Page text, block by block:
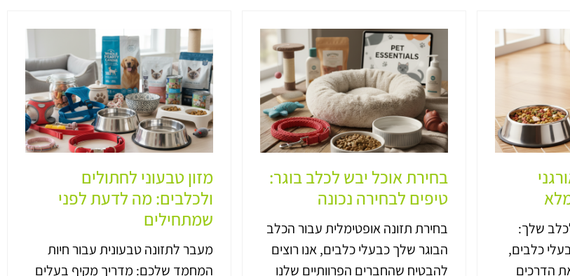
שלך:
כלבים,
הדרכים
בחירת אוכל יבש לכלב בוגר:
טיפים לבחירה נכונה
בחירת תזונה אופטימלית עבור הכלב
הבוגר שלך כבעלי כלבים, אנו רוצים
להבטיח שהחברים הפרוותיים שלנו
מזון טבעוני לחתולים
ולכלבים: מה לדעת לפני
שמתחילים
מעבר לתזונה טבעונית עבור חיות
המחמד שלכם: מדריך מקיף בעלים